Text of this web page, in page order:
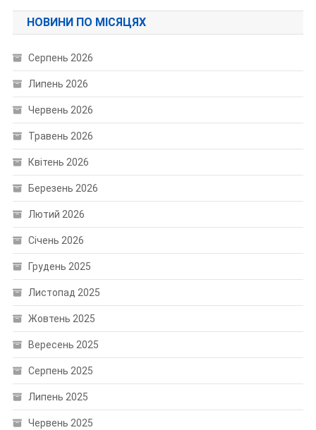
НОВИНИ ПО МІСЯЦЯХ
Серпень 2026
Липень 2026
Червень 2026
Травень 2026
Квітень 2026
Березень 2026
Лютий 2026
Січень 2026
Грудень 2025
Листопад 2025
Жовтень 2025
Вересень 2025
Серпень 2025
Липень 2025
Червень 2025